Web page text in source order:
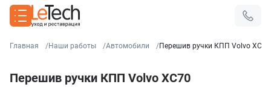
Главная Наши работы Автомобили Перешив ручки КПП Volvo XC70
Перешив ручки КПП Volvo XC70